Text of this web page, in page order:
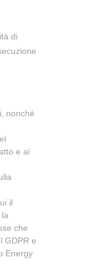
di
nonché
e ai
il
la
che
GDPR e
Energy